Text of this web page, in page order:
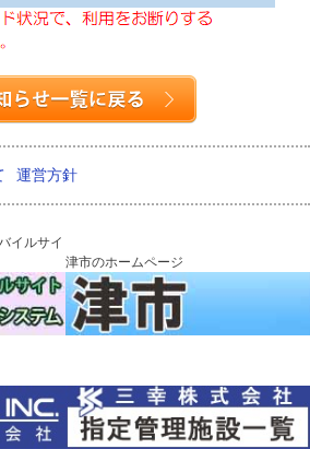
運営方針
イルサイ
津市のホームページ